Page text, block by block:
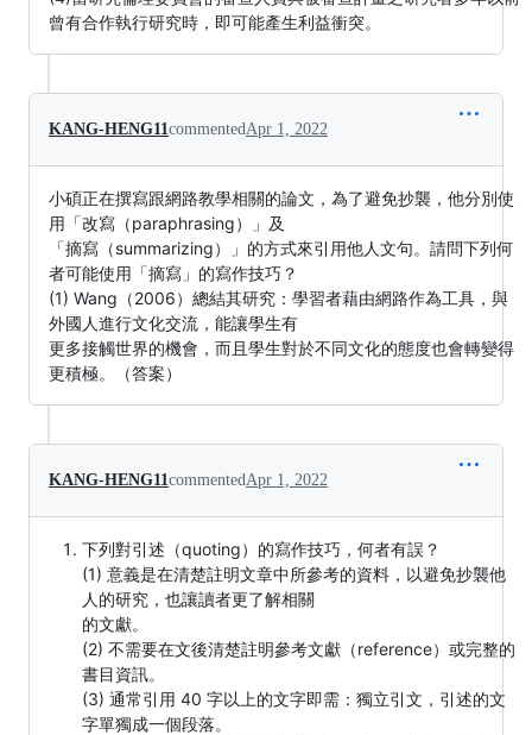
曾有合作執行研究時，即可能產生利益衝突。
KANG-HENG11 commented Apr 1, 2022
小碩正在撰寫跟網路教學相關的論文，為了避免抄襲，他分別使
用「改寫（paraphrasing）」及
「摘寫（summarizing）」的方式來引用他人文句。請問下列何
者可能使用「摘寫」的寫作技巧？
(1) Wang（2006）總結其研究：學習者藉由網路作為工具，與
外國人進行文化交流，能讓學生有
更多接觸世界的機會，而且學生對於不同文化的態度也會轉變得
更積極。（答案）
KANG-HENG11 commented Apr 1, 2022
下列對引述（quoting）的寫作技巧，何者有誤？
(1) 意義是在清楚註明文章中所參考的資料，以避免抄襲他
人的研究，也讓讀者更了解相關
的文獻。
(2) 不需要在文後清楚註明參考文獻（reference）或完整的
書目資訊。
(3) 通常引用 40 字以上的文字即需：獨立引文，引述的文
字單獨成一個段落。